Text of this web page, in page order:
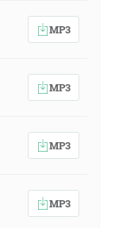
MP3
MP3
MP3
MP3